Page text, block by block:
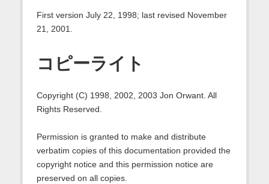
First version July 22, 1998; last revised November
21, 2001.
コピーライト
Copyright (C) 1998, 2002, 2003 Jon Orwant. All
Rights Reserved.
Permission is granted to make and distribute
verbatim copies of this documentation provided the
copyright notice and this permission notice are
preserved on all copies.